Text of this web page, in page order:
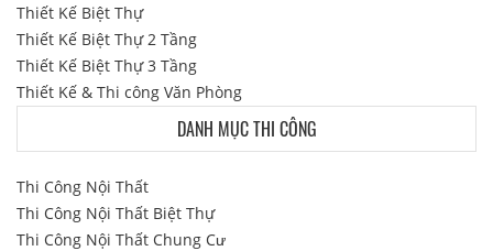
Thiết Kế Biệt Thự
Thiết Kế Biệt Thự 2 Tầng
Thiết Kế Biệt Thự 3 Tầng
Thiết Kế & Thi công Văn Phòng
DANH MỤC THI CÔNG
Thi Công Nội Thất
Thi Công Nội Thất Biệt Thự
Thi Công Nội Thất Chung Cư